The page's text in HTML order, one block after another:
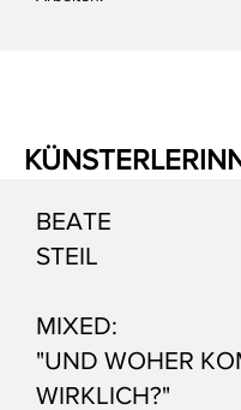
BEATE
STEIL
MIXED:
"UND WOHER
WIRKLICH?"